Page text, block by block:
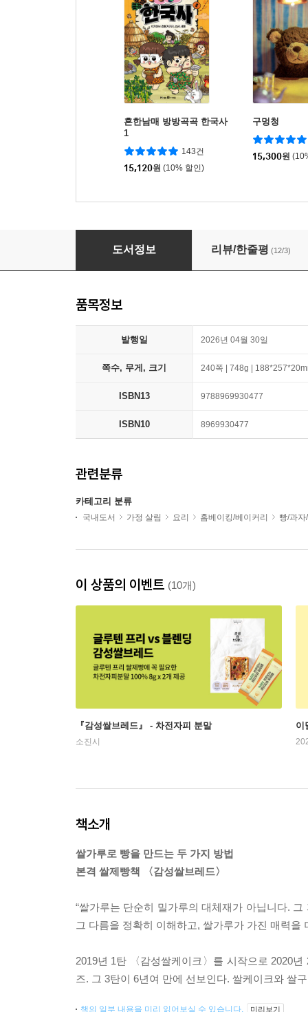
흔한남매 방방곡곡 한국사
1
143건
15,120원 (10% 할인)
구멍청
15,300원
감성쌀브레드
도서정보 리뷰/한줄평 (12/3)
품목정보
발행일 2026년 04월 30일
쪽수, 무게, 크기 240쪽 | 748g |
ISBN13 9788969930477
ISBN10 8969930477
관련분류
카테고리 분류
국내도서 가정 살림 요리 홈베이킹/베이커리 빵/과자
이 상품의 이벤트 (10개)
『감성쌀브레드』 - 차전자피 분말
소진시
이
책소개
쌀가루로 빵을 만드는 두 가지 방법
본격 쌀제빵책 〈감성쌀브레드〉
“쌀가루는 단순히 밀가루의 대체재가 아닙니다.
그 다름을 정확히 이해하고, 쌀가루가 가진 매력을
2019년 1탄 〈감성쌀케이크〉를 시작으로 2020
즈. 그 3탄이 6년여 만에 선보인다. 쌀케이크와 쌀
책의 일부 내용을 미리 읽어보실 수 있습니다. 미리보기